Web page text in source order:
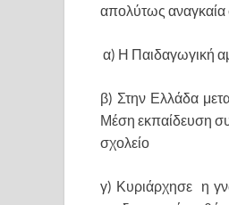
απολύτως αναγκαία
α) Η Παιδαγωγική
β) Στην Ελλάδα
Μέση εκπαίδευση
σχολείο
γ) Κυριάρχησε η